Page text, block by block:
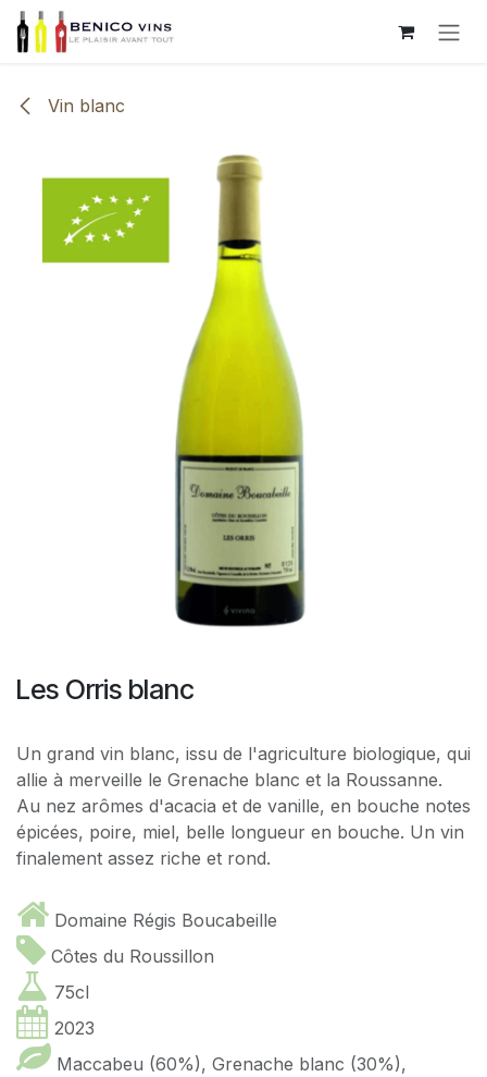
Se rendre au contenu
Vin blanc
Les Orris blanc
Un grand vin blanc, issu de l'agriculture biologique, qui
allie à merveille le Grenache blanc et la Roussanne.
Au nez arômes d'acacia et de vanille, en bouche notes
épicées, poire, miel, belle longueur en bouche. Un vin
finalement assez riche et rond.
Domaine Régis Boucabeille
Côtes du Roussillon
75cl
2023
Maccabeu (60%), Grenache blanc (30%),